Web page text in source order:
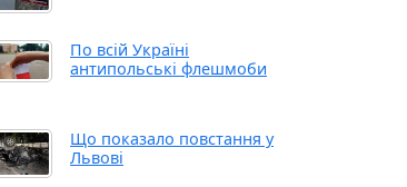
По всій Україні
антипольські флешмоби
Що показало повстання у
Львові